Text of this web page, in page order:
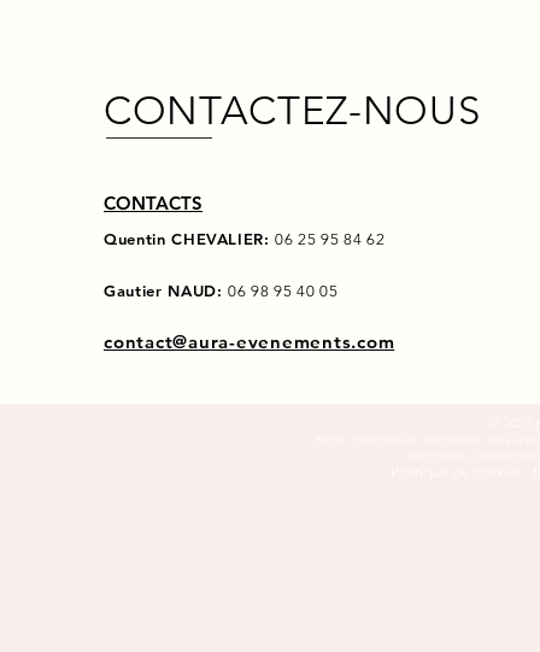
CONTACTEZ-NOUS
CONTACTS
Quentin CHEVALIER:06 25 95 84 62
Gautier NAUD:06 98 95 40 05
contact@aura-evenements.com